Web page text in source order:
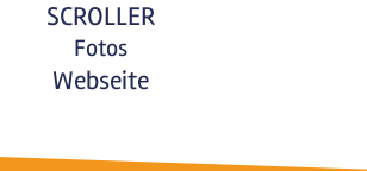
SCROLLER
Fotos
Webseite